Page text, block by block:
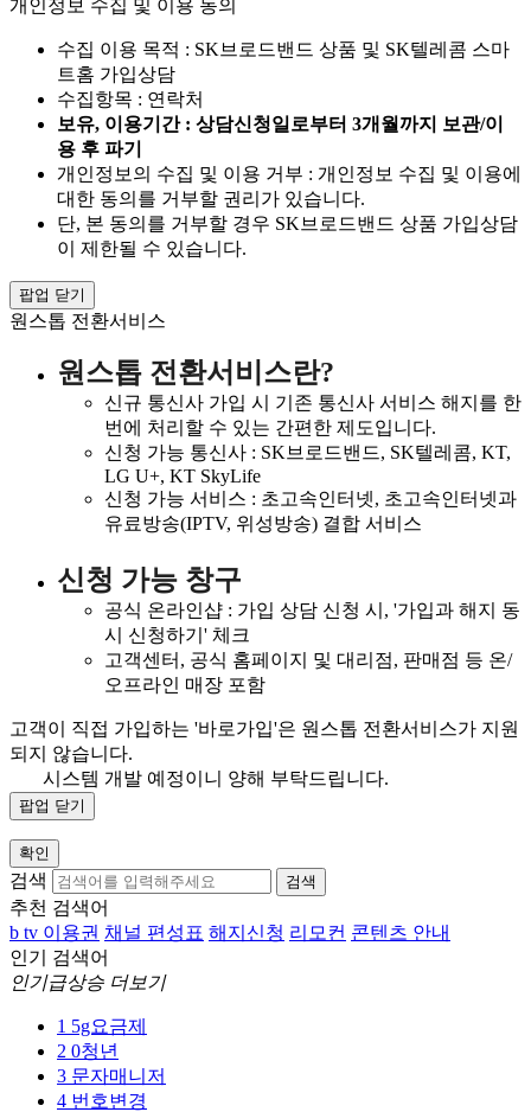
개인정보 수집 및 이용 동의
수집 이용 목적 : SK브로드밴드 상품 및 SK텔레콤 스마
트홈 가입상담
수집항목 : 연락처
보유, 이용기간 : 상담신청일로부터 3개월까지 보관/이
용 후 파기
개인정보의 수집 및 이용 거부 : 개인정보 수집 및 이용에
대한 동의를 거부할 권리가 있습니다.
단, 본 동의를 거부할 경우 SK브로드밴드 상품 가입상담
이 제한될 수 있습니다.
팝업 닫기
원스톱 전환서비스
원스톱 전환서비스란?
신규 통신사 가입 시 기존 통신사 서비스 해지를 한
번에 처리할 수 있는 간편한 제도입니다.
신청 가능 통신사 : SK브로드밴드, SK텔레콤, KT,
LG U+, KT SkyLife
신청 가능 서비스 : 초고속인터넷, 초고속인터넷과
유료방송(IPTV, 위성방송) 결합 서비스
신청 가능 창구
공식 온라인샵 : 가입 상담 신청 시, '가입과 해지 동
시 신청하기' 체크
고객센터, 공식 홈페이지 및 대리점, 판매점 등 온/
오프라인 매장 포함
고객이 직접 가입하는 '바로가입'은 원스톱 전환서비스가 지원
되지 않습니다.
시스템 개발 예정이니 양해 부탁드립니다.
팝업 닫기
확인
검색 검색
추천 검색어
b tv 이용권 채널 편성표 해지신청 리모컨 콘텐츠 안내
인기 검색어
인기급상승 더보기
1 5g요금제
2 0청년
3 문자매니저
4 번호변경